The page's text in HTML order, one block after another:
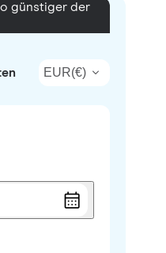
günstiger der
EUR(€)